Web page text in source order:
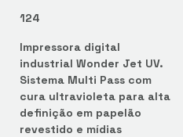
124
Impressora digital
industrial Wonder Jet UV.
Sistema Multi Pass com
cura ultravioleta para alta
definição em papelão
revestido e mídias